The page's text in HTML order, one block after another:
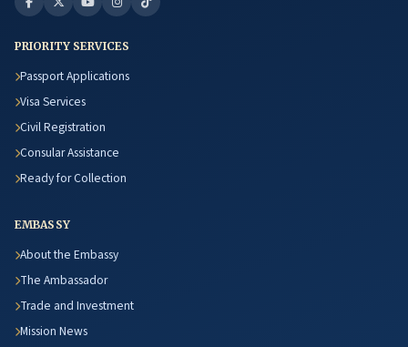
PRIORITY SERVICES
Passport Applications
Visa Services
Civil Registration
Consular Assistance
Ready for Collection
EMBASSY
About the Embassy
The Ambassador
Trade and Investment
Mission News